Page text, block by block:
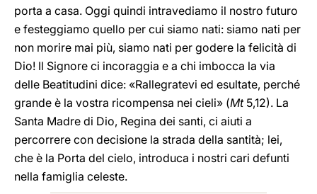
porta a casa. Oggi quindi intravediamo il nostro futuro
e festeggiamo quello per cui siamo nati: siamo nati per
non morire mai più, siamo nati per godere la felicità di
Dio! Il Signore ci incoraggia e a chi imbocca la via
delle Beatitudini dice: «Rallegratevi ed esultate, perché
grande è la vostra ricompensa nei cieli» (Mt5,12). La
Santa Madre di Dio, Regina dei santi, ci aiuti a
percorrere con decisione la strada della santità; lei,
che è la Porta del cielo, introduca i nostri cari defunti
nella famiglia celeste.